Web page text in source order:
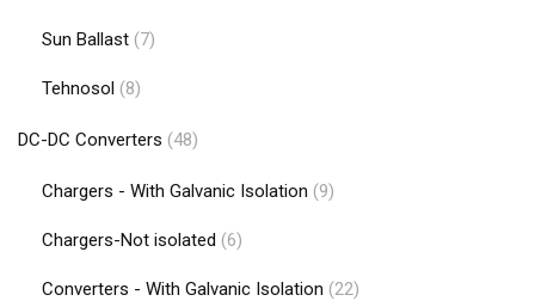
Sun Ballast (7)
Tehnosol (8)
DC-DC Converters (48)
Chargers - With Galvanic Isolation (9)
Chargers-Not isolated (6)
Converters - With Galvanic Isolation (22)